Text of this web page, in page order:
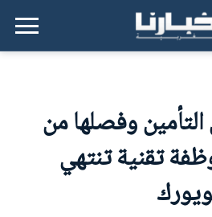
القائمة الرئيسية
وفصلها من
تقنية تنتهي